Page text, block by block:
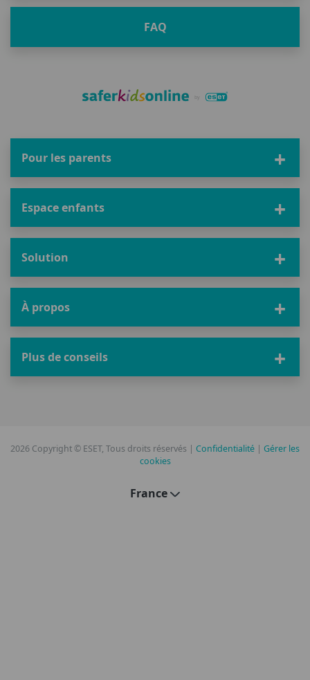
FAQ
Pour les parents
Espace enfants
Solution
À propos
Plus de conseils
2026 Copyright © ESET, Tous droits réservés | Confidentialité | Gérer les
cookies
France